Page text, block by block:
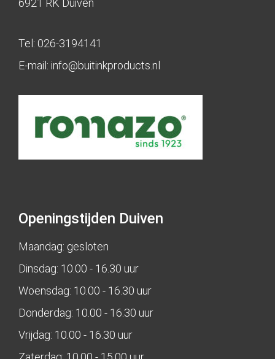
Tel: 026-3194141
E-mail: info@buitinkproducts.nl
Openingstijden Duiven
Maandag: gesloten
Dinsdag: 10.00 - 16.30 uur
Woensdag: 10.00 - 16.30 uur
Donderdag: 10.00 - 16.30 uur
Vrijdag: 10.00 - 16.30 uur